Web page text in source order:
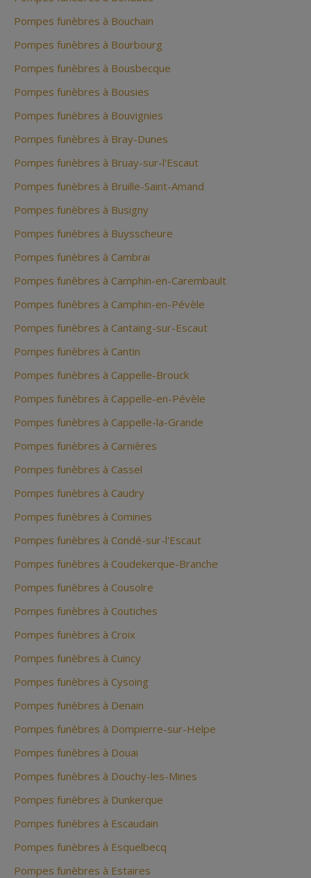
Pompes funèbres à Bouchain
Pompes funèbres à Bourbourg
Pompes funèbres à Bousbecque
Pompes funèbres à Bousies
Pompes funèbres à Bouvignies
Pompes funèbres à Bray-Dunes
Pompes funèbres à Bruay-sur-l'Escaut
Pompes funèbres à Bruille-Saint-Amand
Pompes funèbres à Busigny
Pompes funèbres à Buysscheure
Pompes funèbres à Cambrai
Pompes funèbres à Camphin-en-Carembault
Pompes funèbres à Camphin-en-Pévèle
Pompes funèbres à Cantaing-sur-Escaut
Pompes funèbres à Cantin
Pompes funèbres à Cappelle-Brouck
Pompes funèbres à Cappelle-en-Pévèle
Pompes funèbres à Cappelle-la-Grande
Pompes funèbres à Carnières
Pompes funèbres à Cassel
Pompes funèbres à Caudry
Pompes funèbres à Comines
Pompes funèbres à Condé-sur-l'Escaut
Pompes funèbres à Coudekerque-Branche
Pompes funèbres à Cousolre
Pompes funèbres à Coutiches
Pompes funèbres à Croix
Pompes funèbres à Cuincy
Pompes funèbres à Cysoing
Pompes funèbres à Denain
Pompes funèbres à Dompierre-sur-Helpe
Pompes funèbres à Douai
Pompes funèbres à Douchy-les-Mines
Pompes funèbres à Dunkerque
Pompes funèbres à Escaudain
Pompes funèbres à Esquelbecq
Pompes funèbres à Estaires